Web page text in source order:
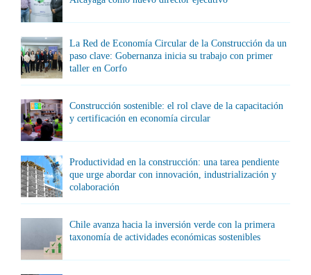
La Red de Economía Circular de la Construcción da un
paso clave: Gobernanza inicia su trabajo con primer
taller en Corfo
Construcción sostenible: el rol clave de la capacitación
y certificación en economía circular
Productividad en la construcción: una tarea pendiente
que urge abordar con innovación, industrialización y
colaboración
Chile avanza hacia la inversión verde con la primera
taxonomía de actividades económicas sostenibles